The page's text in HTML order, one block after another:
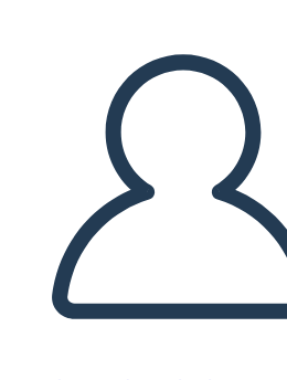
ezt a forgatókönyvet
EGY STORYBOARDOT
LEJÁTSZÁSA
OLVASS NEKEM